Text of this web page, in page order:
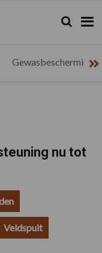
Zoeken...
Zoek
Gewasbescherming
nu tot
Veldspuit